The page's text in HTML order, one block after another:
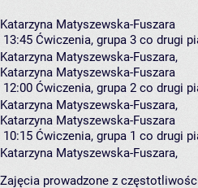
Katarzyna Matyszewska-Fuszara
13:45 Ćwiczenia, grupa 3 co drugi
Katarzyna Matyszewska-Fuszara,
Katarzyna Matyszewska-Fuszara
12:00 Ćwiczenia, grupa 2 co drugi
Katarzyna Matyszewska-Fuszara,
Katarzyna Matyszewska-Fuszara
10:15 Ćwiczenia, grupa 1 co drugi
Katarzyna Matyszewska-Fuszara,
Zajęcia prowadzone z